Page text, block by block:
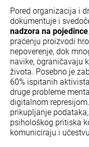
Pored organizacija i
dokumentuje i
nadzora na pojedince
praćenju proizvodi
nepoverenje, dok
navike, ograničavaju
života. Posebno je
60% ispitanih
druge probleme
digitalnom
prikupljanje
psihološkog pritiska
komuniciraju i